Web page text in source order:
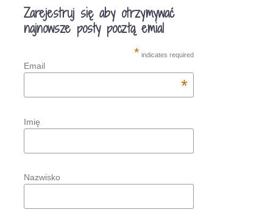
Zarejestruj się aby otrzymywać
najnowsze posty pocztą emial
* indicates required
Email
*
Imię
Nazwisko